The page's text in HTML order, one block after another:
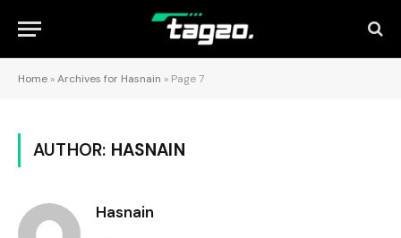
Home »Archives for Hasnain » Page 7
AUTHOR: HASNAIN
Hasnain